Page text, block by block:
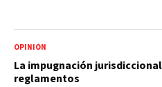
OPINIÓN
La impugnación
reglamentos